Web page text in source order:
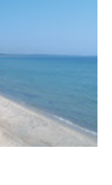
underbart. Men det